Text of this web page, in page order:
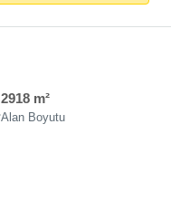
2918 m²
Alan Boyutu